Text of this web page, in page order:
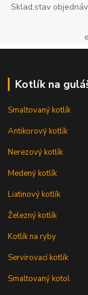
Sklad,stav
Kotlík na
Smaltovaný kotlík
Antikorový kotlík
Nerezový kotlík
Medený kotlík
Liatinový kotlík
Železný kotlík
Kotlík na ryby
Servírovací kotlík
Smaltovaný kotol